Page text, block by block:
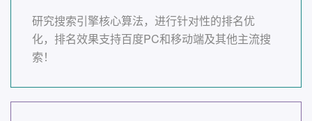
研究搜索引擎核心算法，进行针对性的排名优
化，排名效果支持百度PC和移动端及其他主流搜
索！